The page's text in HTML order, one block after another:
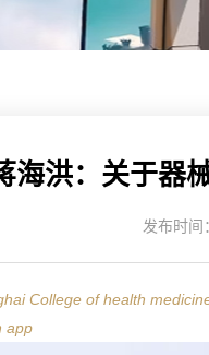
海洪：关于器
发布时
College of health
app